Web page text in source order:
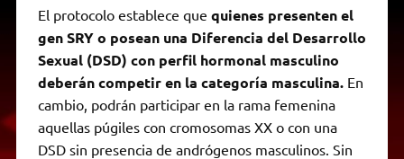
El protocolo establece que quienes presenten el
gen SRY o posean una Diferencia del Desarrollo
Sexual (DSD) con perfil hormonal masculino
deberán competir en la categoría masculina.En
cambio, podrán participar en la rama femenina
aquellas púgiles con cromosomas XX o con una
DSD sin presencia de andrógenos masculinos. Sin